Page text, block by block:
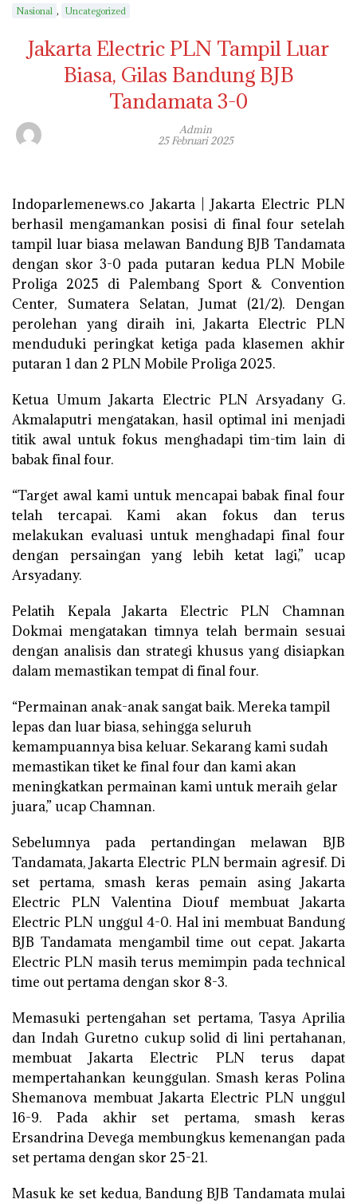
Nasional , Uncategorized
Jakarta Electric PLN Tampil Luar
Biasa, Gilas Bandung BJB
Tandamata 3-0
Admin
25 Februari 2025
Indoparlemenews.co Jakarta | Jakarta Electric PLN
berhasil mengamankan posisi di final four setelah
tampil luar biasa melawan Bandung BJB Tandamata
dengan skor 3-0 pada putaran kedua PLN Mobile
Proliga 2025 di Palembang Sport & Convention
Center, Sumatera Selatan, Jumat (21/2). Dengan
perolehan yang diraih ini, Jakarta Electric PLN
menduduki peringkat ketiga pada klasemen akhir
putaran 1 dan 2 PLN Mobile Proliga 2025.
Ketua Umum Jakarta Electric PLN Arsyadany G.
Akmalaputri mengatakan, hasil optimal ini menjadi
titik awal untuk fokus menghadapi tim-tim lain di
babak final four.
“Target awal kami untuk mencapai babak final four
telah tercapai. Kami akan fokus dan terus
melakukan evaluasi untuk menghadapi final four
dengan persaingan yang lebih ketat lagi,” ucap
Arsyadany.
Pelatih Kepala Jakarta Electric PLN Chamnan
Dokmai mengatakan timnya telah bermain sesuai
dengan analisis dan strategi khusus yang disiapkan
dalam memastikan tempat di final four.
“Permainan anak-anak sangat baik. Mereka tampil
lepas dan luar biasa, sehingga seluruh
kemampuannya bisa keluar. Sekarang kami sudah
memastikan tiket ke final four dan kami akan
meningkatkan permainan kami untuk meraih gelar
juara,” ucap Chamnan.
Sebelumnya pada pertandingan melawan BJB
Tandamata, Jakarta Electric PLN bermain agresif. Di
set pertama, smash keras pemain asing Jakarta
Electric PLN Valentina Diouf membuat Jakarta
Electric PLN unggul 4-0. Hal ini membuat Bandung
BJB Tandamata mengambil time out cepat. Jakarta
Electric PLN masih terus memimpin pada technical
time out pertama dengan skor 8-3.
Memasuki pertengahan set pertama, Tasya Aprilia
dan Indah Guretno cukup solid di lini pertahanan,
membuat Jakarta Electric PLN terus dapat
mempertahankan keunggulan. Smash keras Polina
Shemanova membuat Jakarta Electric PLN unggul
16-9. Pada akhir set pertama, smash keras
Ersandrina Devega membungkus kemenangan pada
set pertama dengan skor 25-21.
Masuk ke set kedua, Bandung BJB Tandamata mulai